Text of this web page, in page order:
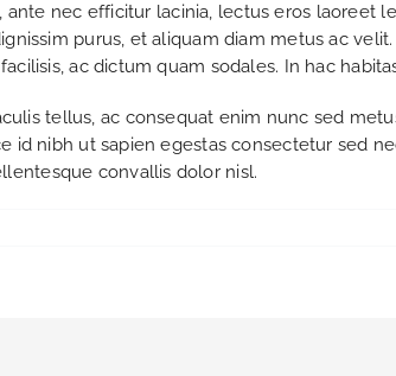
nec efficitur lacinia, lectus eros laoreet
purus, et aliquam diam metus ac
ac dictum quam sodales. In hac
tellus, ac consequat enim nunc sed
id nibh ut sapien egestas consectetur sed
convallis dolor nisl.